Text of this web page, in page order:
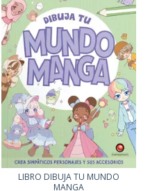
LIBRO DIBUJA TU MUNDO
MANGA